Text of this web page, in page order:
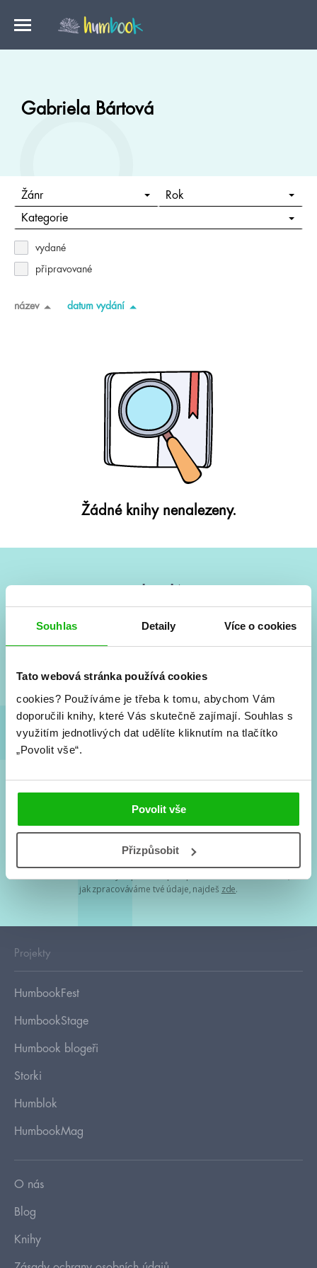
Souhlas Detaily Více o cookies
Tato webová stránka používá cookies
cookies? Používáme je třeba k tomu, abychom Vám
doporučili knihy, které Vás skutečně zajímají. Souhlas s
využitím jednotlivých dat udělíte kliknutím na tlačítko
„Povolit vše“.
Povolit vše
Přizpůsobit
Gabriela Bártová
Žánr Rok
Kategorie
vydané
připravované
název datum vydání
Žádné knihy nenalezeny.
Vše kolem #youngadult každý měsíc rovnou do mailu!
a seriálové adaptace a další.
Souhlasím spodmínkami zpracování osobních údajů
Tvá e-mailová adresa je u nás v bezpečí. Přečti si
jak zpracováváme tvé údaje, najdeš zde.
Projekty
HumbookFest
HumbookStage
Humbook blogeři
Storki
Humblok
HumbookMag
O nás
Blog
Knihy